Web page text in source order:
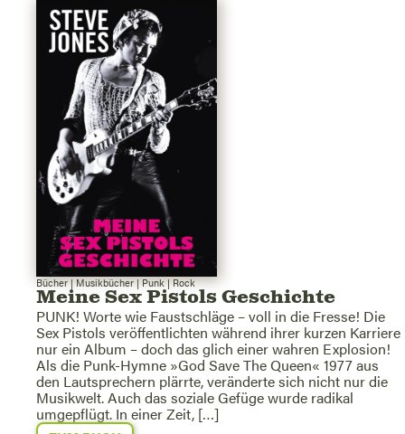
Bücher|Musikbücher|Punk|Rock
Meine Sex Pistols Geschichte
PUNK! Worte wie Faustschläge – voll in die Fresse! Die
Sex Pistols veröffentlichten während ihrer kurzen Karriere
nur ein Album – doch das glich einer wahren Explosion!
Als die Punk-Hymne »God Save The Queen« 1977 aus
den Lautsprechern plärrte, veränderte sich nicht nur die
Musikwelt. Auch das soziale Gefüge wurde radikal
umgepflügt. In einer Zeit, […]